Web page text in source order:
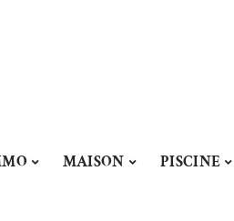
MAISON PISCINE